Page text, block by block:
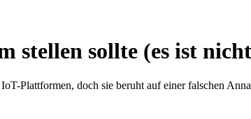
stellen sollte (es ist
Plattformen, doch sie beruht auf einer falschen